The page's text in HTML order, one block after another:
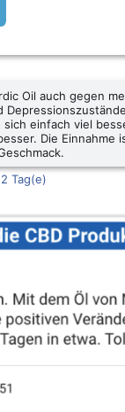
Oil auch gegen
einfach viel
Die Einnahme
2 Tag(e)